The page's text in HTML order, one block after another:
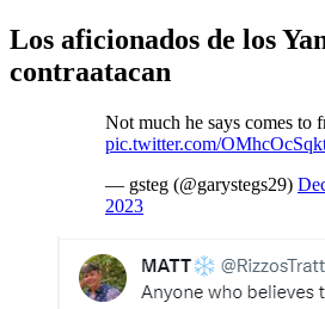
Los aficionados de los
contraatacan
Not much he says comes to
pic.twitter.com/
— gsteg (@garystegs29)
2023